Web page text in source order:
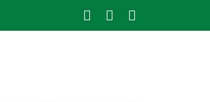
LinkedInInstagram